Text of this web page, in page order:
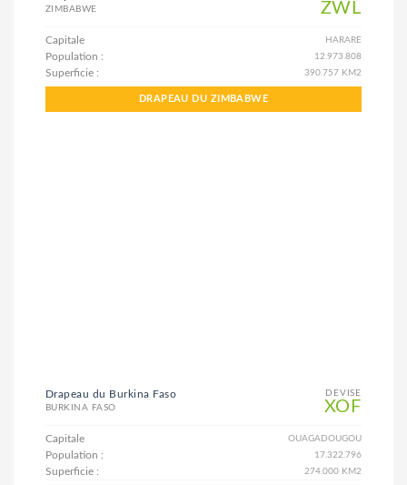
ZWL
ZIMBABWE
Capitale HARARE
Population : 12.973.808
Superficie : 390.757 KM2
DRAPEAU DU ZIMBABWE
DEVISE
XOF
Drapeau du Burkina Faso
BURKINA FASO
Capitale OUAGADOUGOU
Population : 17.322.796
Superficie : 274.000 KM2